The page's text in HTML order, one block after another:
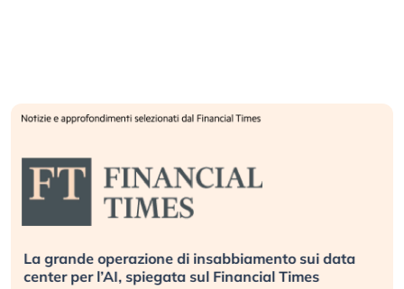
La grande operazione di insabbiamento sui data
center per l’AI, spiegata sul Financial Times